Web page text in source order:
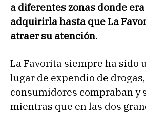
a diferentes zonas donde
adquirirla hasta que La
atraer su atención.
La Favorita siempre ha sido
lugar de expendio de
consumidores compraban y
mientras que en las dos